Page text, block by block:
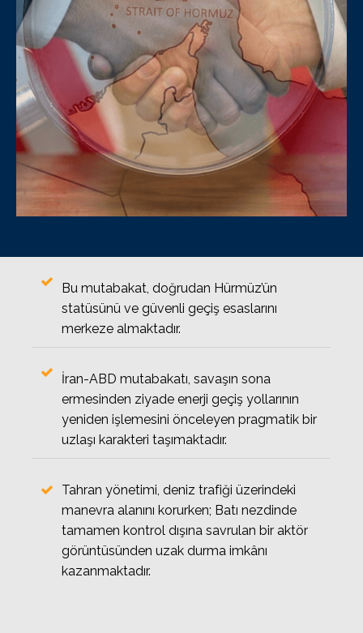
Bu mutabakat, doğrudan Hürmüz’ün
statüsünü ve güvenli geçiş esaslarını
merkeze almaktadır.
İran-ABD mutabakatı, savaşın sona
ermesinden ziyade enerji geçiş yollarının
yeniden işlemesini önceleyen pragmatik bir
uzlaşı karakteri taşımaktadır.
Tahran yönetimi, deniz trafiği üzerindeki
manevra alanını korurken; Batı nezdinde
tamamen kontrol dışına savrulan bir aktör
görüntüsünden uzak durma imkânı
kazanmaktadır.